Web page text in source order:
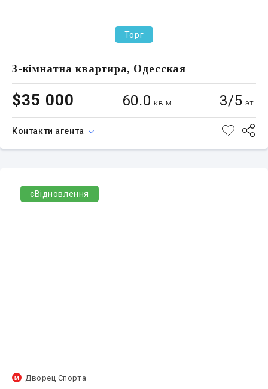
Торг
3-кімнатна квартира, Одесская
$35 000 60.0 кв.м 3/5 эт.
Контакти агента
єВідновлення
Дворец Спорта